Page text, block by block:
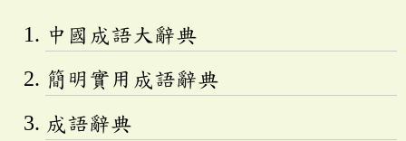
中國成語大辭典
簡明實用成語辭典
成語辭典